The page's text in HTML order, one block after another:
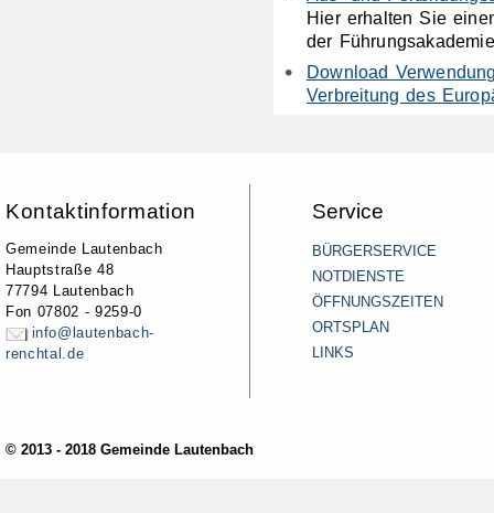
Hier erhalten Sie
der
Download
Verbreitung des
Kontaktinformation
Gemeinde Lautenbach
Hauptstraße 48
77794 Lautenbach
Fon 07802 - 9259-0
info@lautenbach-
renchtal.de
Service
BÜRGERSERVICE
NOTDIENSTE
ÖFFNUNGSZEITEN
ORTSPLAN
LINKS
© 2013 - 2018 Gemeinde Lautenbach